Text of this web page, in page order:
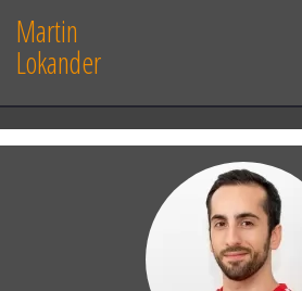
Martin
Lokander